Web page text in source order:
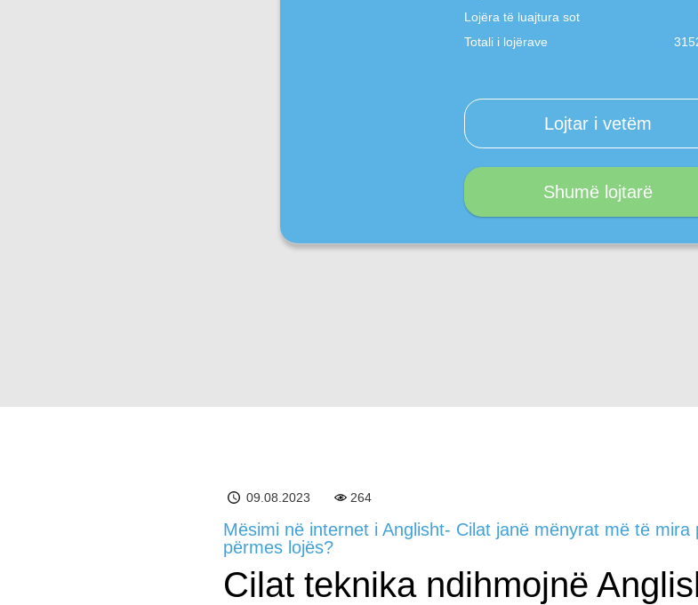
Lojëra të luajtura sot
Totali i lojërave
Lojtar i vetëm
Shumë lojtarë
09.08.2023 264
Mësimi në internet i Anglisht- Cilat janë mënyrat më të mira
përmes lojës?
Cilat teknika ndihmojnë